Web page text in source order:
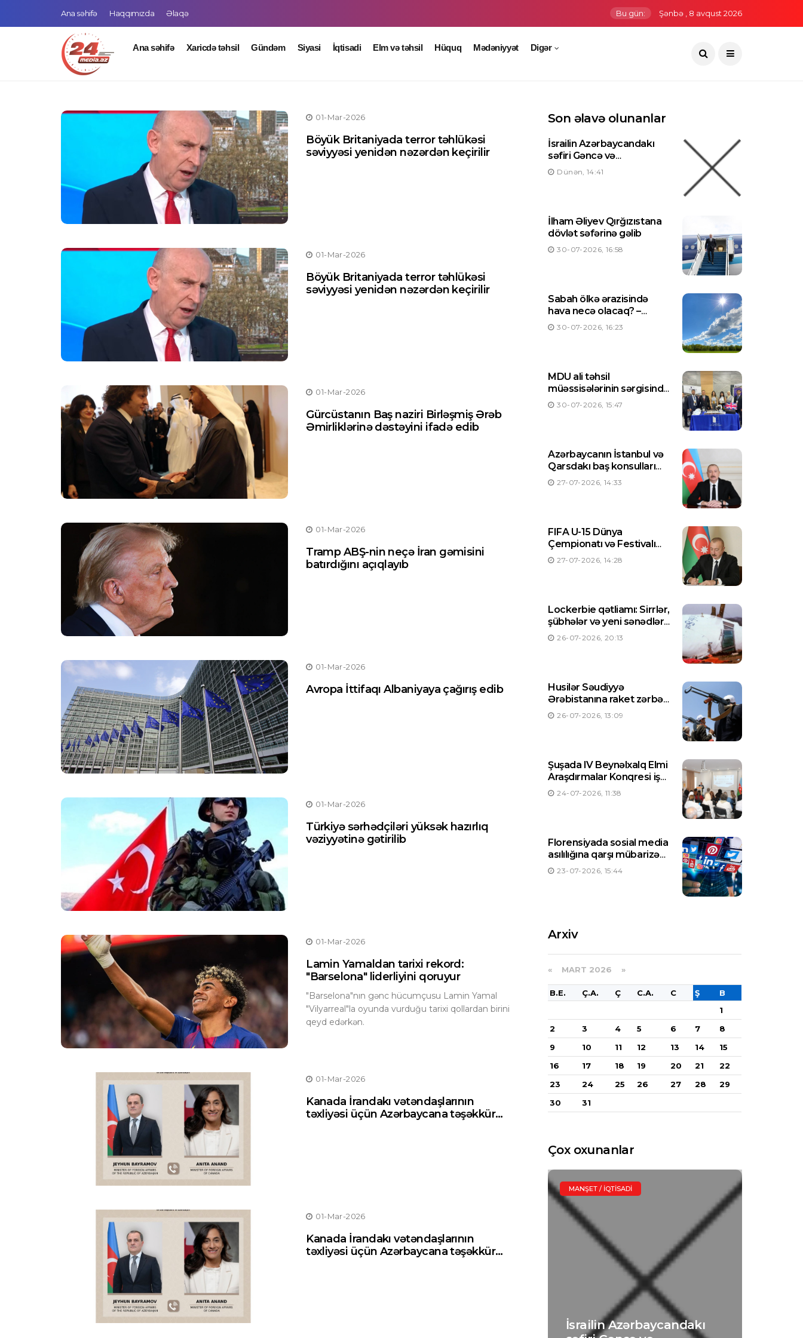
Ana səhifə Haqqımızda Əlaqə Bu gün: Şənbə , 8 avqust 2026
Ana səhifə Xaricdə təhsil Gündəm Siyasi İqtisadi Elm və təhsil Hüquq Mədəniyyət Digər
01-Mar-2026
Böyük Britaniyada terror təhlükəsi
səviyyəsi yenidən nəzərdən keçirilir
01-Mar-2026
Böyük Britaniyada terror təhlükəsi
səviyyəsi yenidən nəzərdən keçirilir
01-Mar-2026
Gürcüstanın Baş naziri Birləşmiş Ərəb
Əmirliklərinə dəstəyini ifadə edib
01-Mar-2026
Tramp ABŞ-nin neçə İran gəmisini
batırdığını açıqlayıb
01-Mar-2026
Avropa İttifaqı Albaniyaya çağırış edib
01-Mar-2026
Türkiyə sərhədçiləri yüksək hazırlıq
vəziyyətinə gətirilib
01-Mar-2026
Lamin Yamaldan tarixi rekord:
"Barselona" liderliyini qoruyur
"Barselona"nın gənc hücumçusu Lamin Yamal
"Vilyarreal"la oyunda vurduğu tarixi qollardan birini
qeyd edərkən.
01-Mar-2026
Kanada İrandakı vətəndaşlarının
təxliyəsi üçün Azərbaycana təşəkkür
01-Mar-2026
Kanada İrandakı vətəndaşlarının
təxliyəsi üçün Azərbaycana təşəkkür
Son əlavə olunanlar
İsrailin Azərbaycandakı
səfiri Gəncə və
Mingəçevirə səfər edib
Dünən, 14:41
İlham Əliyev Qırğızıstana
dövlət səfərinə gəlib
30-07-2026, 16:58
Sabah ölkə ərazisində
hava necə olacaq? –
PROQNOZ
30-07-2026, 16:23
MDU ali təhsil
müəssisələrinin sərgisində
təmsil olunur
30-07-2026, 15:47
Azərbaycanın İstanbul və
Qarsdakı baş konsulları
dəyişdirilib
27-07-2026, 14:33
FIFA U-15 Dünya
Çempionatı və Festivalı
Azərbaycanda keçiriləcək
27-07-2026, 14:28
Lockerbie qətliamı: Sirrlər,
şübhələr və yeni sənədlər
açıqlanıb
26-07-2026, 20:13
Husilər Səudiyyə
Ərəbistanına raket zərbəsi
endirdiklərini açıqlayıblar
26-07-2026, 13:09
Şuşada IV Beynəlxalq Elmi
Araşdırmalar Konqresi işə
başlayıb
24-07-2026, 11:38
Florensiyada sosial media
asılılığına qarşı mübarizə
üçün ilk mərkəz yaradılıb
23-07-2026, 15:44
Arxiv
« MART 2026 »
B.E. Ç.A. Ç C.A. C Ş
B
1
2
3 4 5 6 7
8
9
10 11 12 13 14
15
16
17 18 19 20 21
22
23
24 25 26 27 28
29
30
31
Çox oxunanlar
MANŞET / İQTISADI
İsrailin Azərbaycandakı